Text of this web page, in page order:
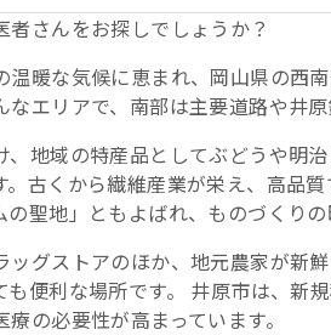
さんをお探しでしょうか？
温暖な気候に恵まれ、岡山県の西
エリアで、南部は主要道路や井
、地域の特産品としてぶどうや明
。古くから繊維産業が栄え、高品
聖地」ともよばれ、ものづくりの
ッグストアのほか、地元農家が新
も便利な場所です。 井原市は、新
の必要性が高まっています。